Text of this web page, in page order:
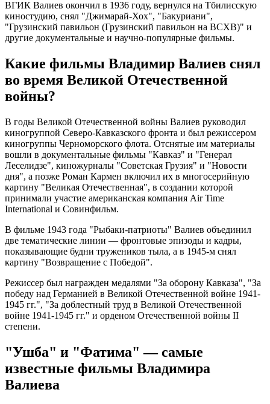
ВГИК Валиев окончил в 1936 году, вернулся на Тбилисскую
киностудию, снял "Джимарай-Хох", "Бакуриани",
"Грузинский павильон (Грузинский павильон на ВСХВ)" и
другие документальные и научно-популярные фильмы.
Какие фильмы Владимир Валиев снял
во время Великой Отечественной
войны?
В годы Великой Отечественной войны Валиев руководил
киногруппой Северо-Кавказского фронта и был режиссером
киногруппы Черноморского флота. Отснятые им материалы
вошли в документальные фильмы "Кавказ" и "Генерал
Леселидзе", киножурналы "Советская Грузия" и "Новости
дня", а позже Роман Кармен включил их в многосерийную
картину "Великая Отечественная", в создании которой
принимали участие американская компания Air Time
International и Совинфильм.
В фильме 1943 года "Рыбаки-патриоты" Валиев объединил
две тематические линии — фронтовые эпизоды и кадры,
показывающие будни тружеников тыла, а в 1945-м снял
картину "Возвращение с Победой".
Режиссер был награжден медалями "За оборону Кавказа", "За
победу над Германией в Великой Отечественной войне 1941-
1945 гг.", "За доблестный труд в Великой Отечественной
войне 1941-1945 гг." и орденом Отечественной войны II
степени.
"Ушба" и "Фатима" — самые
известные фильмы Владимира
Валиева